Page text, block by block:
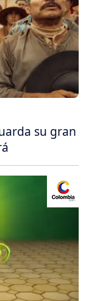
su gran